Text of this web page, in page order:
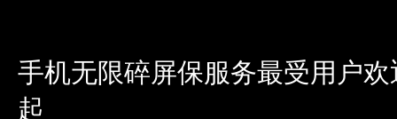
手机无限碎屏保服务最受用户
起